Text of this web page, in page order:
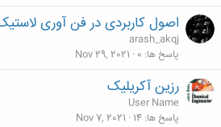
اصول کاربردی در فن آوری
arash_akqj
پاسخ ها 0
Nov 29, 2021
رزین آکریلیک
User Name
پاسخ ها 14
Nov 7, 2021